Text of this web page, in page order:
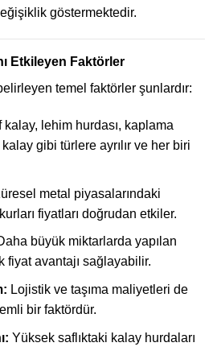
göstermektedir.
Etkileyen Faktörler
temel faktörler şunlardır:
kalay, lehim hurdası, kaplama
gibi türlere ayrılır ve her biri
metal piyasalarındaki
fiyatları doğrudan etkiler.
büyük miktarlarda yapılan
fiyat avantajı sağlayabilir.
Lojistik ve taşıma maliyetleri de
bir faktördür.
Yüksek saflıktaki kalay hurdaları